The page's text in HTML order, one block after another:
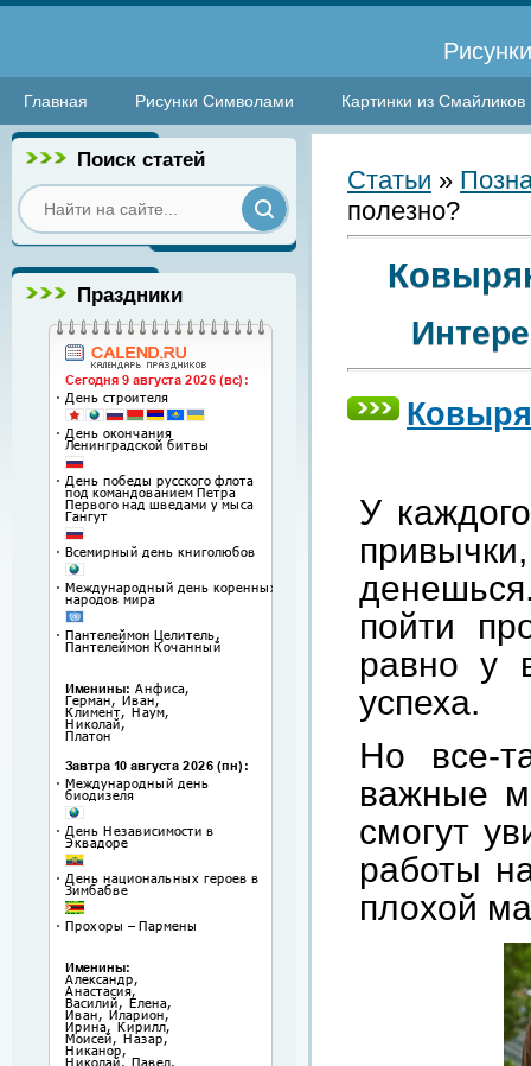
Главная Рисунки Символами Картинки из Смайликов
Поиск статей
Праздники
Статьи »
полезно?
У
пойти
равно у
успеха.
Но все-
важные
смогут
работы
плохой